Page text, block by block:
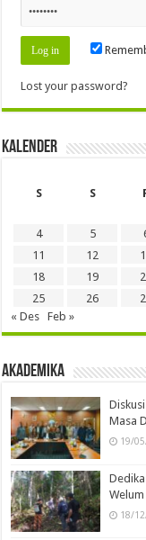
Lost your password?
Kalender
S
S
4
5
11
12
18
19
25
26
« Des
Feb »
Akademika
Masa
19/
18/